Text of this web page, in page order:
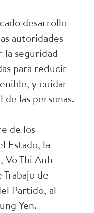
desarrollo
autoridades
la seguridad
para reducir
y cuidar
las personas.
de los
Estado, la
Thi Anh
de
Partido, al
Yen.